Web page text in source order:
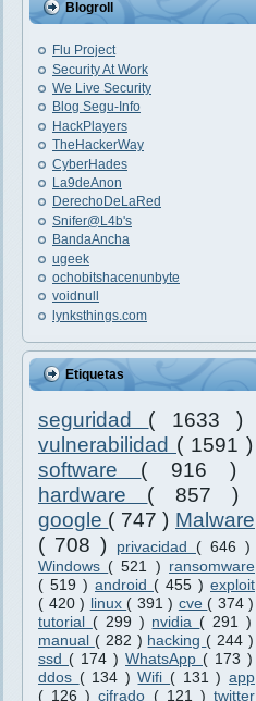
Blogroll
Flu Project
Security At Work
We Live Security
Blog Segu-Info
HackPlayers
TheHackerWay
CyberHades
La9deAnon
DerechoDeLaRed
Snifer@L4b's
BandaAncha
ugeek
ochobitshacenunbyte
voidnull
lynksthings.com
Etiquetas
seguridad ( 1633 )
vulnerabilidad ( 1591 )
software ( 916 )
hardware ( 857 )
google ( 747 ) Malware
( 708 )
privacidad ( 646 )
Windows ( 521 ) ransomware
( 519 ) android ( 455 ) exploit
( 420 ) linux ( 391 ) cve ( 374 )
tutorial ( 299 ) nvidia ( 291 )
manual ( 282 ) hacking ( 244 )
ssd ( 174 ) WhatsApp ( 173 )
ddos ( 134 )Wifi ( 131 ) app
( 126 )cifrado ( 121 )twitter